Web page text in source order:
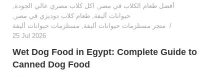
أفضل طعام الكلاب في مصر , اكل كلاب مصري عالي الجودة,
حيوانات أليفة, طعام كلاب دوديزي في مصر ,
متجر مستلزمات حيوانات أليفة, مستلزمات حيوانات أليفة
25 Jul 2026
Wet Dog Food in Egypt: Complete Guide to
Canned Dog Food